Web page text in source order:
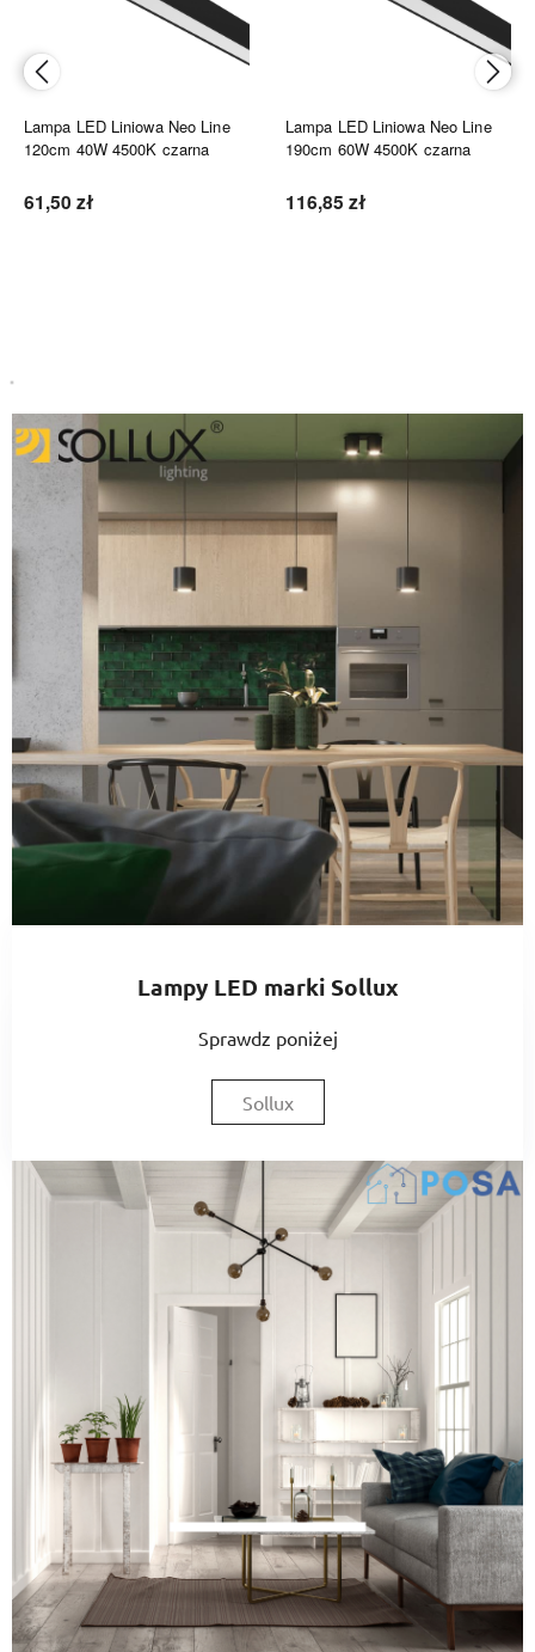
Lampa LED Liniowa Neo Line
120cm 40W 4500K czarna
61,50 zł
Lampa LED Liniowa Neo Line
190cm 60W 4500K czarna
116,85 zł
Lampy LED marki Sollux
Sprawdz poniżej
Sollux